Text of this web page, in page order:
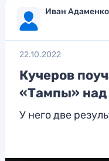
Иван Адаменко
22.10.2022
Кучеров
«Тампы»
У него две